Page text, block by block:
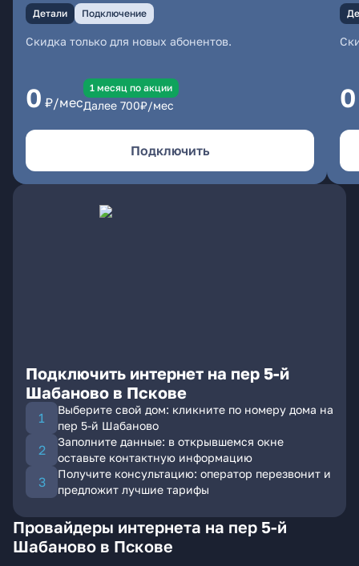
Детали Подключение
Скидка только для новых абонентов.
0 ₽/мес
1 месяц по акции
Далее 700₽/мес
Подключить
0
Подключить интернет на пер 5-й
Шабаново в Пскове
Выберите свой дом: кликните по номеру дома на
пер 5-й Шабаново
Заполните данные: в открывшемся окне
оставьте контактную информацию
Получите консультацию: оператор перезвонит и
предложит лучшие тарифы
Провайдеры интернета на пер 5-й
Шабаново в Пскове